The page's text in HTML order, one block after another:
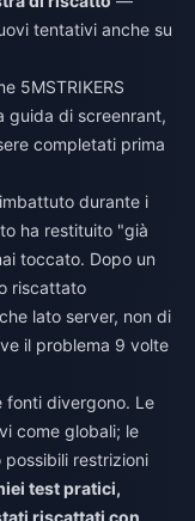
tentativi anche su
5MSTRIKERS
guida di screenrant,
completati prima
durante i
ha restituito "già
toccato. Dopo un
riscattato
lato server, non di
il problema 9 volte
fonti divergono. Le
come globali; le
restrizioni
test pratici,
riscattati con